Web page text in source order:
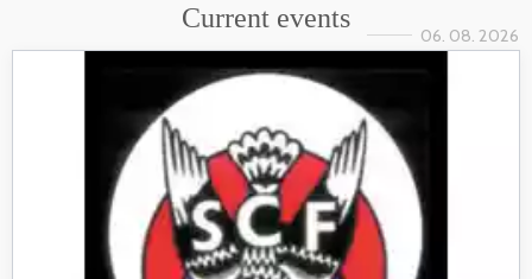
Current events
06. 08. 2026